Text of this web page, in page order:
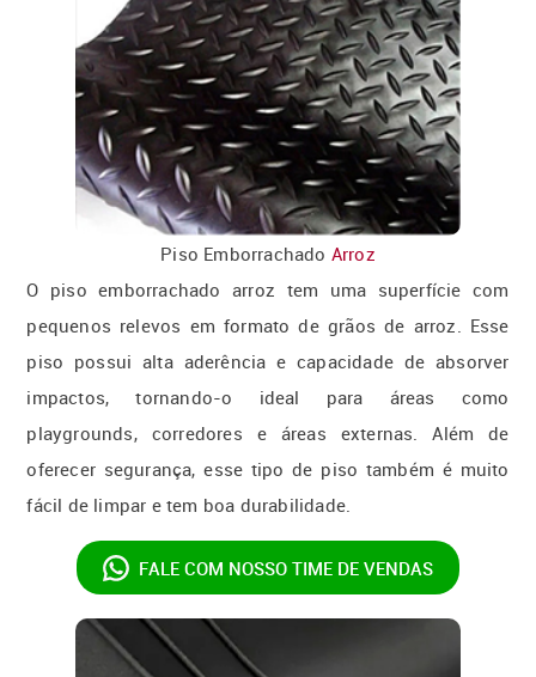
Piso Emborrachado Arroz
O piso emborrachado arroz tem uma superfície com
pequenos relevos em formato de grãos de arroz. Esse
piso possui alta aderência e capacidade de absorver
impactos, tornando-o ideal para áreas como
playgrounds, corredores e áreas externas. Além de
oferecer segurança, esse tipo de piso também é muito
fácil de limpar e tem boa durabilidade.
FALE COM NOSSO TIME DE VENDAS